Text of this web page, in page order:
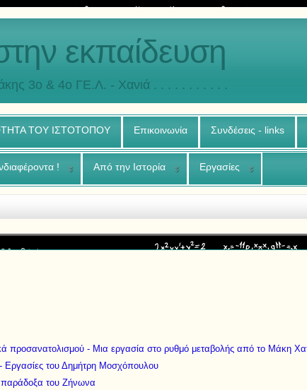
εκπαίδευση
3o & 4ο ΓΕ.Λ. - Χανιά . . . . . . . . . . .
ΤΟΥ ΙΣΤΟΤΟΠΟΥ Επικοινωνία Συνδέσεις - links
! Από την Ιστορία Εργασίες
προσανατολισμού - Μια εργασία στο ρυθμό μεταβολής από το Μάκη
του Δημήτρη Μοσχόπουλου
παράδοξα του Ζήνωνα